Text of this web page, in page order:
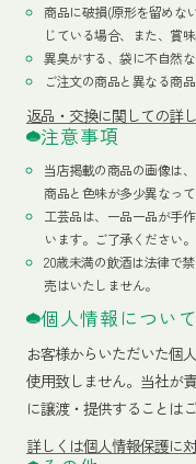
商品に破損(原形を留めな
じている場合、また、賞
異臭がする、袋に不自然
ご注文の商品と異なる商
返品・交換に関しての詳
注意事項
当店掲載の商品の画像は
商品と色味が多少異なっ
工芸品は、一品一品が手
います。ご了承ください。
20歳未満の飲酒は法律で
売はいたしません。
個人情報について
お客様からいただいた個
使用致しません。当社が
に譲渡・提供することは
詳しくは個人情報保護に